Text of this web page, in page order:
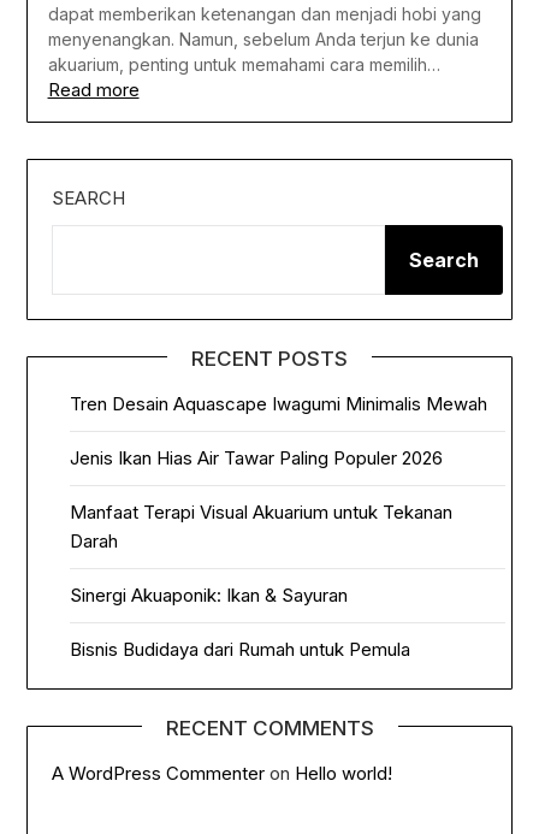
dapat memberikan ketenangan dan menjadi hobi yang
menyenangkan. Namun, sebelum Anda terjun ke dunia
akuarium, penting untuk memahami cara memilih…
Read more
SEARCH
Search
RECENT POSTS
Tren Desain Aquascape Iwagumi Minimalis Mewah
Jenis Ikan Hias Air Tawar Paling Populer 2026
Manfaat Terapi Visual Akuarium untuk Tekanan
Darah
Sinergi Akuaponik: Ikan & Sayuran
Bisnis Budidaya dari Rumah untuk Pemula
RECENT COMMENTS
A WordPress Commenter on Hello world!